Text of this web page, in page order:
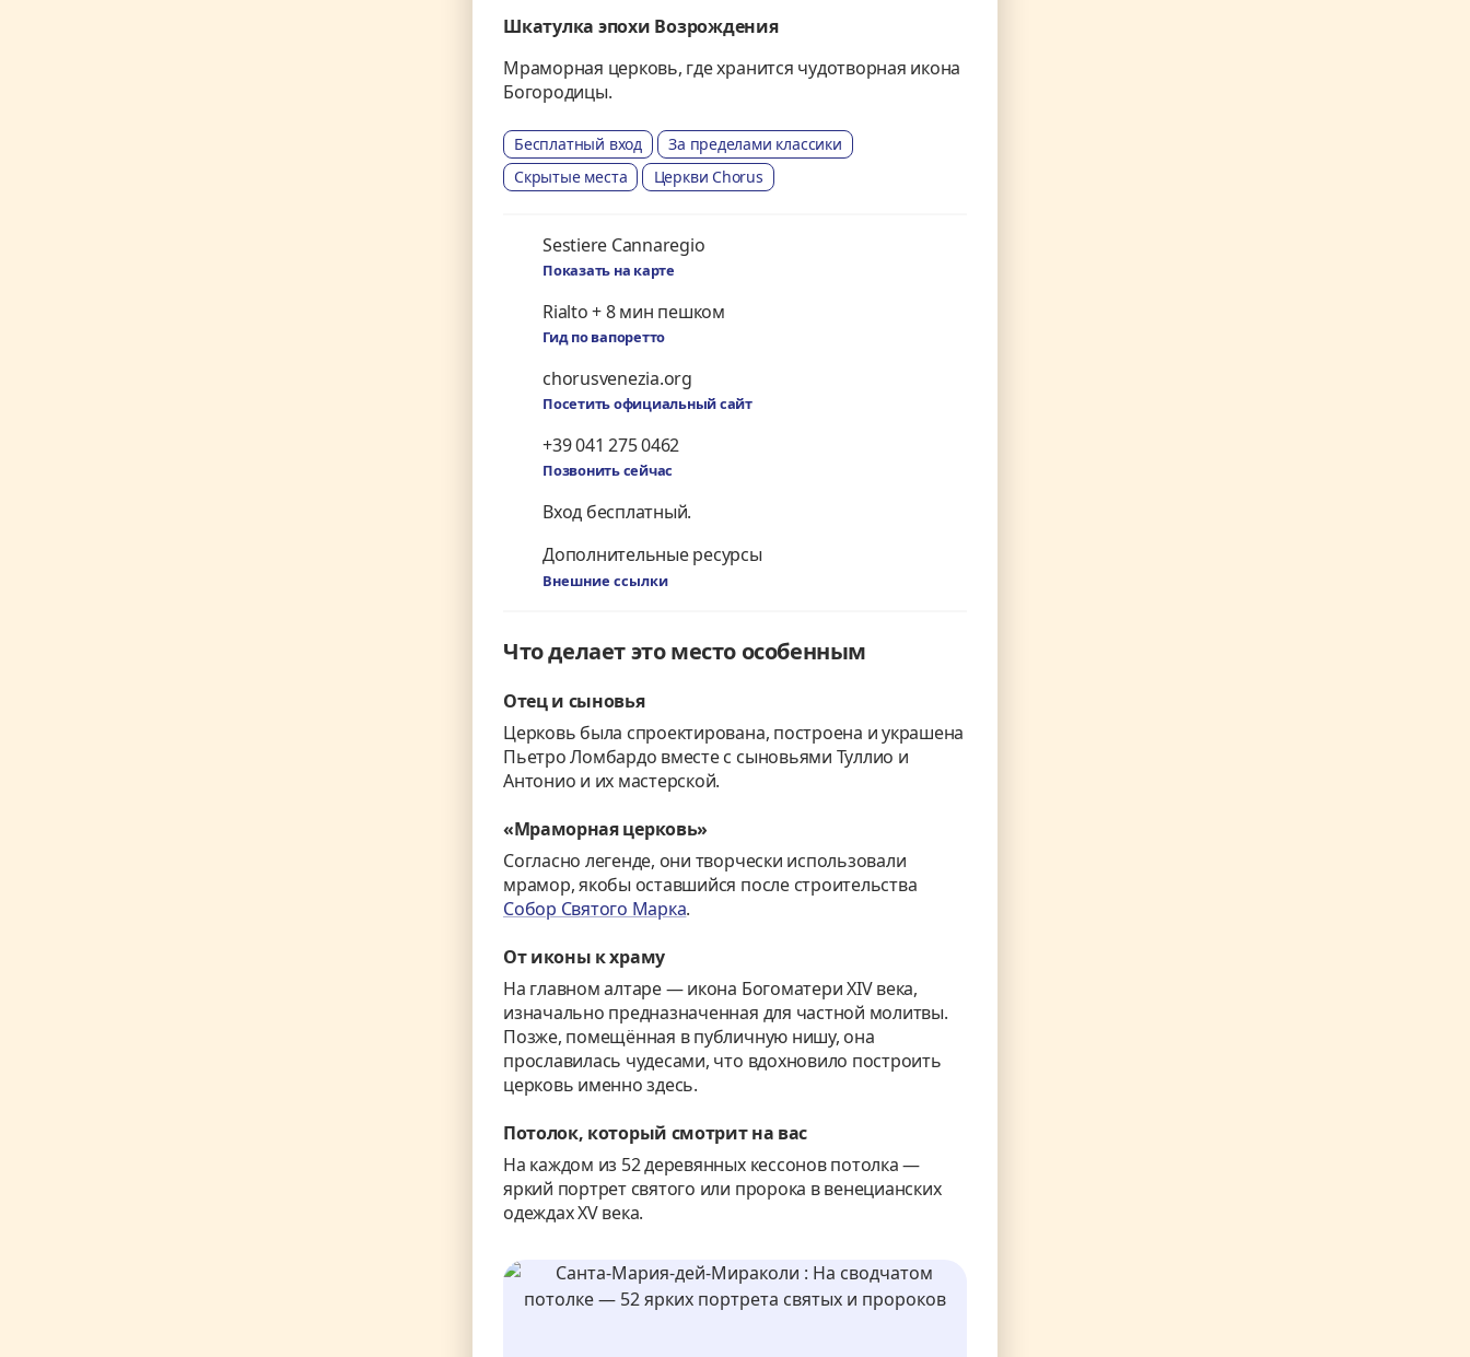
Шкатулка эпохи Возрождения
Мраморная церковь, где хранится чудотворная икона
Богородицы.
Бесплатный вход
За пределами классики
Скрытые места
Церкви Chorus
Sestiere Cannaregio
Показать на карте
Rialto + 8 мин пешком
Гид по вапоретто
chorusvenezia.org
Посетить официальный сайт
+39 041 275 0462
Позвонить сейчас
Вход бесплатный.
Дополнительные ресурсы
Внешние ссылки
Что делает это место особенным
Отец и сыновья
Церковь была спроектирована, построена и украшена
Пьетро Ломбардо вместе с сыновьями Туллио и
Антонио и их мастерской.
«Мраморная церковь»
Согласно легенде, они творчески использовали
мрамор, якобы оставшийся после строительства
Собор Святого Марка.
От иконы к храму
На главном алтаре — икона Богоматери XIV века,
изначально предназначенная для частной молитвы.
Позже, помещённая в публичную нишу, она
прославилась чудесами, что вдохновило построить
церковь именно здесь.
Потолок, который смотрит на вас
На каждом из 52 деревянных кессонов потолка —
яркий портрет святого или пророка в венецианских
одеждах XV века.